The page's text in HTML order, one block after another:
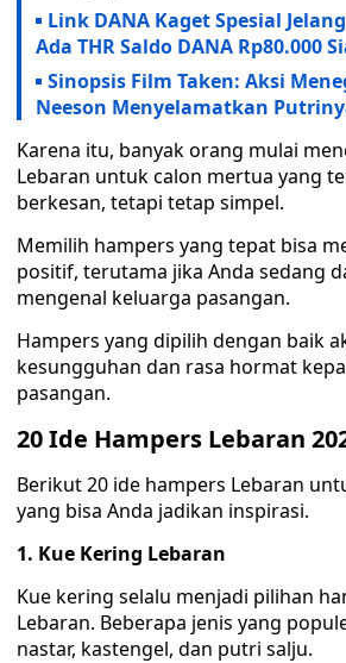
Link DANA Kaget Spesial
Ada THR Saldo DANA Rp80.000
Sinopsis Film Taken: Aksi
Neeson Menyelamatkan
Karena itu, banyak orang mulai
Lebaran untuk calon mertua yang
berkesan, tetapi tetap simpel.
Memilih hampers yang tepat bisa
positif, terutama jika Anda sedang
mengenal keluarga pasangan.
Hampers yang dipilih dengan baik
kesungguhan dan rasa hormat
pasangan.
20 Ide Hampers Lebaran
Berikut 20 ide hampers Lebaran
yang bisa Anda jadikan inspirasi.
1. Kue Kering Lebaran
Kue kering selalu menjadi pilihan
Lebaran. Beberapa jenis yang
nastar, kastengel, dan putri salju.